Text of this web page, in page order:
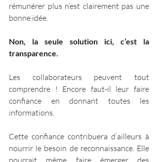
rémunérer plus n’est clairement pas une
bonne idée.
Non, la seule solution ici, c’est la
transparence.
Les collaborateurs peuvent tout
comprendre ! Encore faut-il leur faire
confiance en donnant toutes les
informations.
Cette confiance contribuera d’ailleurs à
nourrir le besoin de reconnaissance. Elle
pourrait même faire émerger des